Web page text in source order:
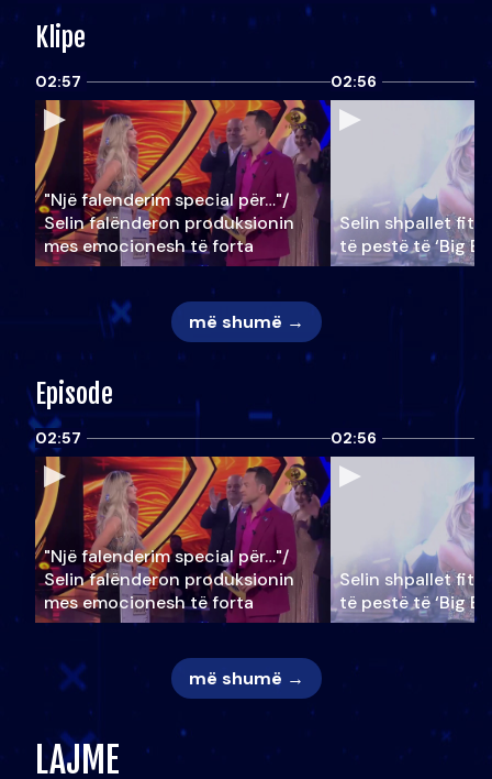
Klipe
02:57
"Një falenderim special për…"/
Selin falënderon produksionin
mes emocionesh të forta
02:56
Selin shpallet
të pestë të ‘Big
më shumë →
Episode
02:57
"Një falenderim special për…"/
Selin falënderon produksionin
mes emocionesh të forta
02:56
Selin shpallet
të pestë të ‘Big
më shumë →
LAJME